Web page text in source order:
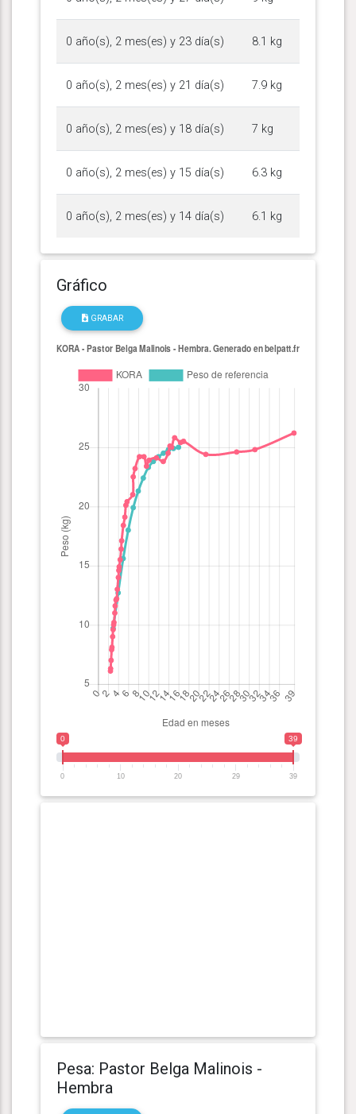
0 año(s), 2 mes(es) y 23 día(s) 8.1 kg
0 año(s), 2 mes(es) y 21 día(s) 7.9 kg
0 año(s), 2 mes(es) y 18 día(s) 7 kg
0 año(s), 2 mes(es) y 15 día(s) 6.3 kg
0 año(s), 2 mes(es) y 14 día(s) 6.1 kg
Gráfico
GRABAR
0 39
0 10 20 29 39
Pesa: Pastor Belga Malinois -
Hembra